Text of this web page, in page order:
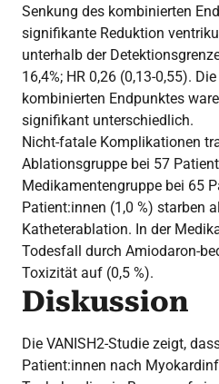
Senkung des kombinierten
signifikante Reduktion
unterhalb der
16,4%; HR 0,26 (0,13-0,55).
kombinierten Endpunktes
signifikant unterschiedlich.
Nicht-fatale Komplikationen
Ablationsgruppe bei 57
Medikamentengruppe bei 65
Patient:innen (1,0 %) starben
Katheterablation. In der
Todesfall durch Amiodaron-
Toxizität auf (0,5 %).
Diskussion
Die VANISH2-Studie zeigt,
Patient:innen nach